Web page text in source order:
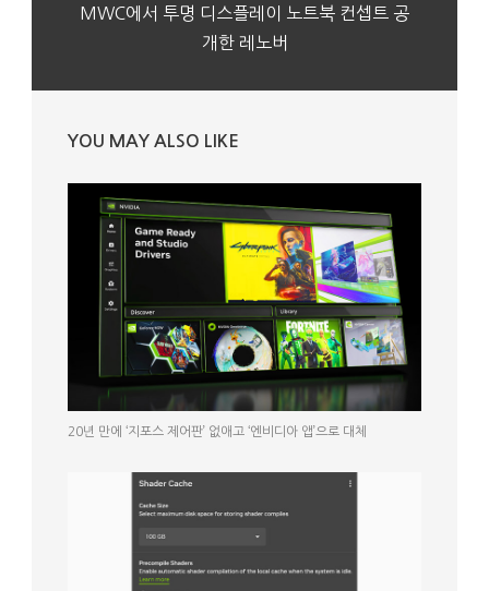
MWC에서 투명 디스플레이 노트북 컨셉트 공
개한 레노버
YOU MAY ALSO LIKE
20년 만에 ‘지포스 제어판’ 없애고 ‘엔비디아 앱’으로 대체